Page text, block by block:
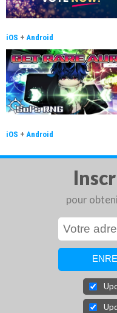
iOS + Android
iOS + Android
pour